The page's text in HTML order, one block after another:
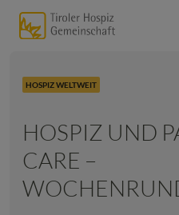
HOSPIZ WELTWEIT
HOSPIZ UND
CARE –